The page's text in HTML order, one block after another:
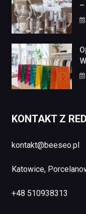
KONTAKT Z
kontakt@beeseo.pl
Katowice,
+48 510938313